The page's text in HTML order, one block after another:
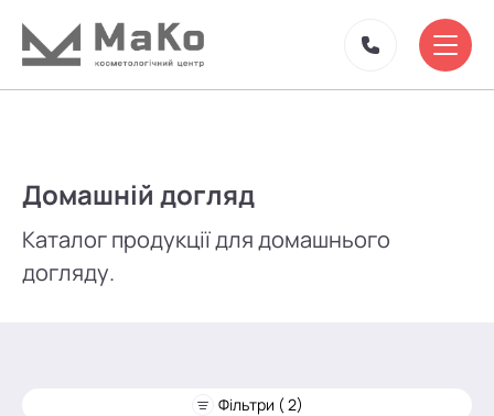
Домашній догляд
Каталог продукції для домашнього
догляду.
Фільтри ( 2)